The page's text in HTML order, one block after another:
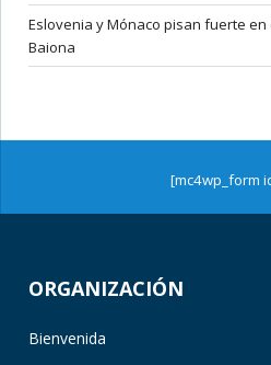
Eslovenia y Mónaco pisan fuerte en
Baiona
[mc4wp_form
ORGANIZACIÓN
Bienvenida